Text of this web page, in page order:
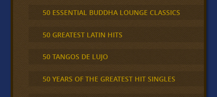
50 ESSENTIAL BUDDHA LOUNGE CLASSICS
50 GREATEST LATIN HITS
50 TANGOS DE LUJO
50 YEARS OF THE GREATEST HIT SINGLES